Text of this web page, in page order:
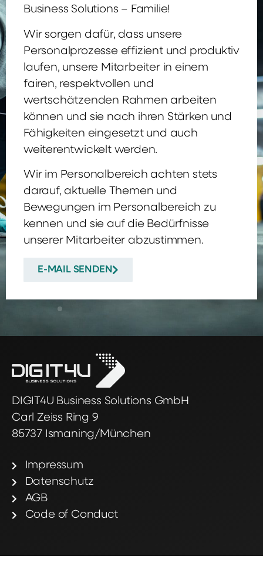
Business Solutions – Familie!
Wir sorgen dafür, dass unsere
Personalprozesse effizient und produktiv
laufen, unsere Mitarbeiter in einem
fairen, respektvollen und
wertschätzenden Rahmen arbeiten
können und sie nach ihren Stärken und
Fähigkeiten eingesetzt und auch
weiterentwickelt werden.
Wir im Personalbereich achten stets
darauf, aktuelle Themen und
Bewegungen im Personalbereich zu
kennen und sie auf die Bedürfnisse
unserer Mitarbeiter abzustimmen.
E-MAIL SENDEN
DIGIT4U Business Solutions GmbH
Carl Zeiss Ring 9
85737 Ismaning/München
Impressum
Datenschutz
AGB
Code of Conduct